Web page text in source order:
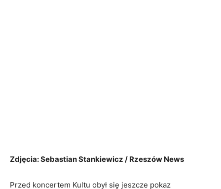
Zdjęcia: Sebastian Stankiewicz / Rzeszów News
Przed koncertem Kultu obył się jeszcze pokaz